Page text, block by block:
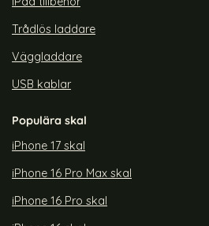
Trådlös laddare
Väggladdare
USB kablar
Populära skal
iPhone 17 skal
iPhone 16 Pro Max skal
iPhone 16 Pro skal